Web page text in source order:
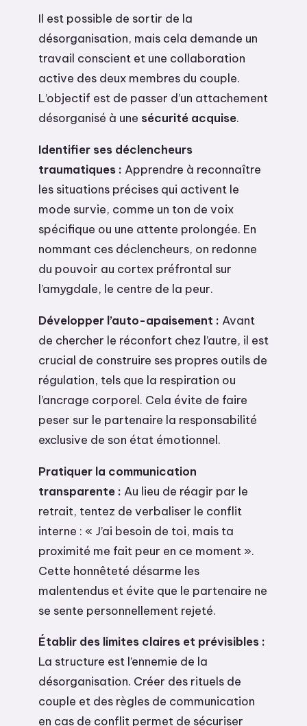
Il est possible de sortir de la
désorganisation, mais cela demande un
travail conscient et une collaboration
active des deux membres du couple.
L’objectif est de passer d’un attachement
désorganisé à une sécurité acquise.
Identifier ses déclencheurs
traumatiques : Apprendre à reconnaître
les situations précises qui activent le
mode survie, comme un ton de voix
spécifique ou une attente prolongée. En
nommant ces déclencheurs, on redonne
du pouvoir au cortex préfrontal sur
l’amygdale, le centre de la peur.
Développer l’auto-apaisement : Avant
de chercher le réconfort chez l’autre, il est
crucial de construire ses propres outils de
régulation, tels que la respiration ou
l’ancrage corporel. Cela évite de faire
peser sur le partenaire la responsabilité
exclusive de son état émotionnel.
Pratiquer la communication
transparente : Au lieu de réagir par le
retrait, tentez de verbaliser le conflit
interne : « J’ai besoin de toi, mais ta
proximité me fait peur en ce moment ».
Cette honnêteté désarme les
malentendus et évite que le partenaire ne
se sente personnellement rejeté.
Établir des limites claires et prévisibles :
La structure est l’ennemie de la
désorganisation. Créer des rituels de
couple et des règles de communication
en cas de conflit permet de sécuriser